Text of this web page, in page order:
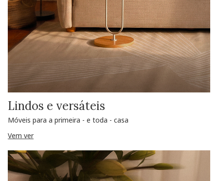
Lindos e versáteis
Móveis para a primeira - e toda - casa
Vem ver